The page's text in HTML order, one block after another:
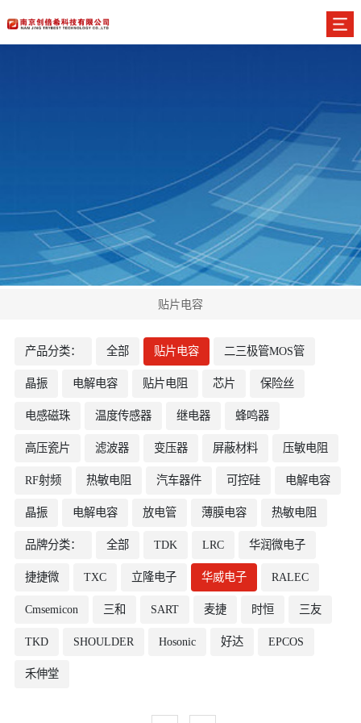
贴片电容
产品分类： 全部 贴片电容 二三极管MOS管
晶振 电解电容 贴片电阻 芯片 保险丝
电感磁珠 温度传感器 继电器 蜂鸣器
高压瓷片 滤波器 变压器 屏蔽材料 压敏电阻
RF射频 热敏电阻 汽车器件 可控硅 电解电容
晶振 电解电容 放电管 薄膜电容 热敏电阻
品牌分类： 全部 TDK LRC 华润微电子
捷捷微 TXC 立隆电子 华威电子 RALEC
Cmsemicon 三和 SART 麦捷 时恒 三友
TKD SHOULDER Hosonic 好达 EPCOS
禾伸堂